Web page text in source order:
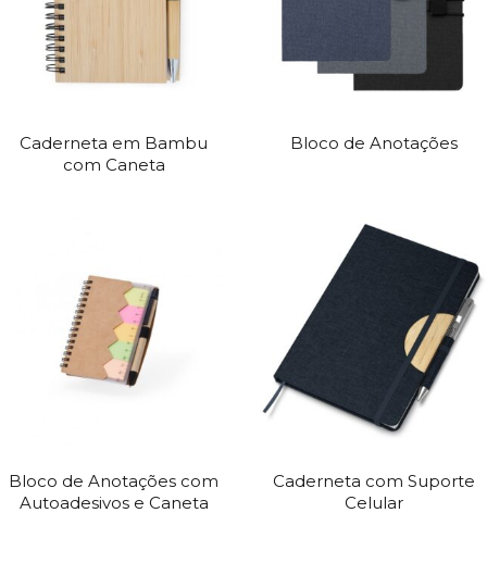
Caderneta em Bambu
com Caneta
Bloco de Anotações
Bloco de Anotações com
Autoadesivos e Caneta
Caderneta com Suporte
Celular